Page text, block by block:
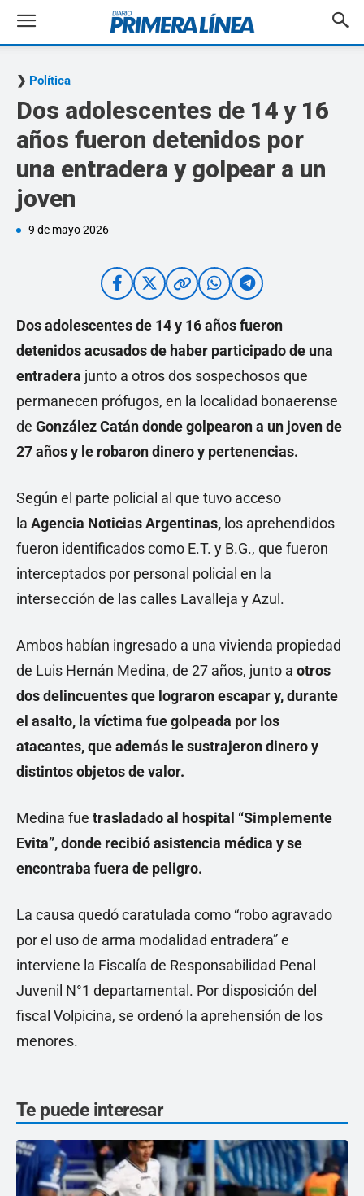
Política
Dos adolescentes de 14 y 16
años fueron detenidos por
una entradera y golpear a un
joven
9 de mayo 2026
Dos adolescentes de 14 y 16 años fueron
detenidos acusados de haber participado de una
entradera junto a otros dos sospechosos que
permanecen prófugos, en la localidad bonaerense
de González Catán donde golpearon a un joven de
27 años y le robaron dinero y pertenencias.
Según el parte policial al que tuvo acceso
la Agencia Noticias Argentinas, los aprehendidos
fueron identificados como E.T. y B.G., que fueron
interceptados por personal policial en la
intersección de las calles Lavalleja y Azul.
Ambos habían ingresado a una vivienda propiedad
de Luis Hernán Medina, de 27 años, junto a otros
dos delincuentes que lograron escapar y, durante
el asalto, la víctima fue golpeada por los
atacantes, que además le sustrajeron dinero y
distintos objetos de valor.
Medina fue trasladado al hospital “Simplemente
Evita”, donde recibió asistencia médica y se
encontraba fuera de peligro.
La causa quedó caratulada como “robo agravado
por el uso de arma modalidad entradera” e
interviene la Fiscalía de Responsabilidad Penal
Juvenil N°1 departamental. Por disposición del
fiscal Volpicina, se ordenó la aprehensión de los
menores.
Te puede interesar